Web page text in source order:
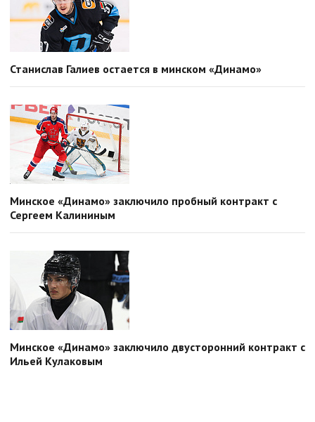
Станислав Галиев остается в минском «Динамо»
Минское «Динамо» заключило пробный контракт с
Сергеем Калининым
Минское «Динамо» заключило двусторонний контракт с
Ильей Кулаковым